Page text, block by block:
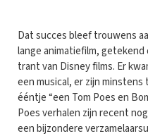
Dat succes bleef trouwens
lange animatiefilm,
trant van Disney films. Er
een musical, er zijn minstens
ééntje “een Tom Poes en
Poes verhalen zijn recent
een bijzondere